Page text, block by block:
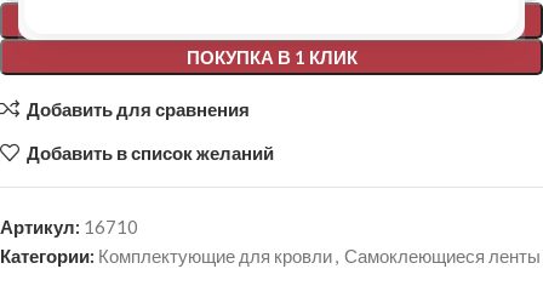
ПОКУПКА В 1 КЛИК
Добавить для сравнения
Добавить в список желаний
Артикул: 16710
Категории: Комплектующие для кровли, Самоклеющиеся ленты